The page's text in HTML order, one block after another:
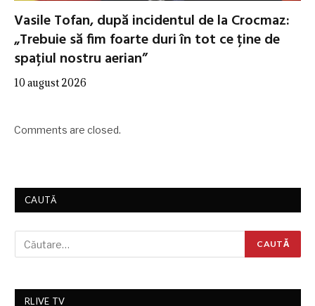
Vasile Tofan, după incidentul de la Crocmaz:
„Trebuie să fim foarte duri în tot ce ține de
spațiul nostru aerian”
10 august 2026
Comments are closed.
CAUTĂ
RLIVE TV